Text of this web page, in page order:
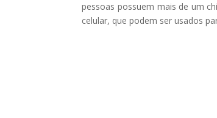
pessoas possuem mais de um
celular, que podem ser usados